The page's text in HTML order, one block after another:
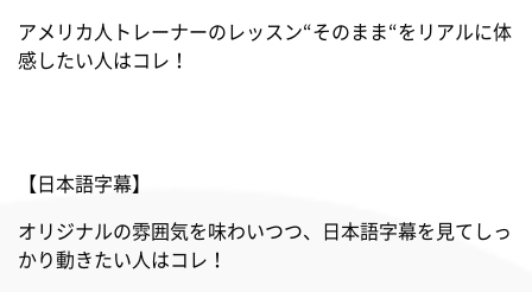
アメリカ人トレーナーのレッスン“そのまま“をリアルに体
感したい人はコレ！
【日本語字幕】
オリジナルの雰囲気を味わいつつ、日本語字幕を見てしっ
かり動きたい人はコレ！